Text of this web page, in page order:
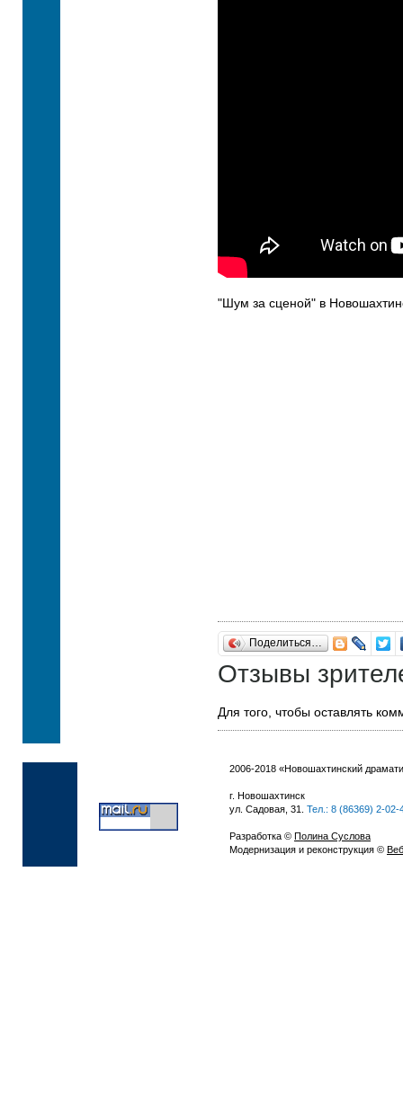
"Шум за сценой" в
Поделиться…
Отзывы
Для того, чтобы оставлять
2006-2018 «Новошахтинский
г. Новошахтинск
ул. Садовая, 31. Тел.: 8 (86369) 2-02-
Разработка © Полина Суслова
Модернизация и реконструкция ©